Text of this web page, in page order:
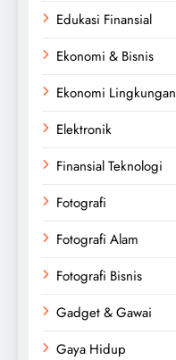
Edukasi Finansial
Ekonomi & Bisnis
Ekonomi Lingkungan
Elektronik
Finansial Teknologi
Fotografi
Fotografi Alam
Fotografi Bisnis
Gadget & Gawai
Gaya Hidup